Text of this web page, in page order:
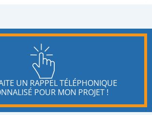
UN RAPPEL TÉLÉPHONIQUE
POUR MON PROJET !